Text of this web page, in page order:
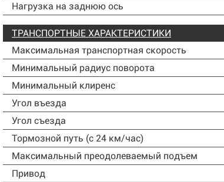
Нагрузка на заднюю ось
ТРАНСПОРТНЫЕ ХАРАКТЕРИСТИКИ
Максимальная транспортная скорость
Минимальный радиус поворота
Минимальный клиренс
Угол въезда
Угол съезда
Тормозной путь (с 24 км/час)
Максимальный преодолеваемый подъем
Привод